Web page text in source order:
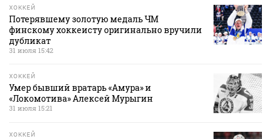
ХОККЕЙ
Потерявшему золотую медаль ЧМ
финскому хоккеисту оригинально вручили
дубликат
31 июля 15:42
ХОККЕЙ
Умер бывший вратарь «Амура» и
«Локомотива» Алексей Мурыгин
31 июля 15:21
ХОККЕЙ